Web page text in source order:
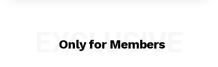
Only for Members
EXCLUSIVE